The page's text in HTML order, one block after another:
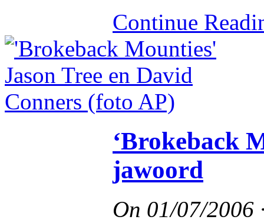
Continue
‘Brokeback
jawoord
On 01/07/2006